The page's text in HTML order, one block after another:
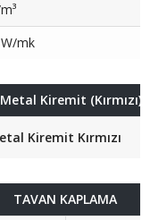
mk
Kiremit (Kırmızı)
TAVAN KAPLAMA